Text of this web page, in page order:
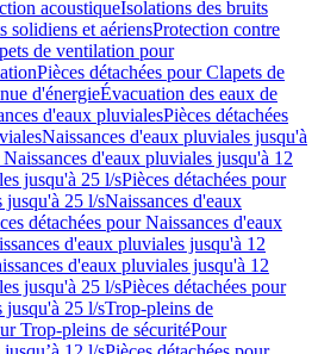
acoustiqueIsolations des bruits
solidiens et aériensProtection contre
de ventilation pour
Pièces détachées pour Clapets de
d'énergieÉvacuation des eaux de
d'eaux pluvialesPièces détachées
Naissances d'eaux pluviales jusqu'à
d'eaux pluviales jusqu'à 12
jusqu'à 25 l/sPièces détachées pour
jusqu'à 25 l/sNaissances d'eaux
détachées pour Naissances d'eaux
d'eaux pluviales jusqu'à 12
d'eaux pluviales jusqu'à 12
jusqu'à 25 l/sPièces détachées pour
jusqu'à 25 l/sTrop-pleins de
Trop-pleins de sécuritéPour